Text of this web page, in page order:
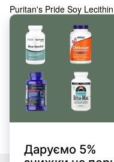
Puritan's Pride Soy
которой составляет
насыщает организм
эффективной работы
Лецитин уменьшает
устраняет усталость,
улучшает когнитивные
Выбрать нужную вам
дозировкой, вам